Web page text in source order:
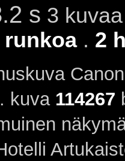
s 3
runkoa. 2
kuva 114267